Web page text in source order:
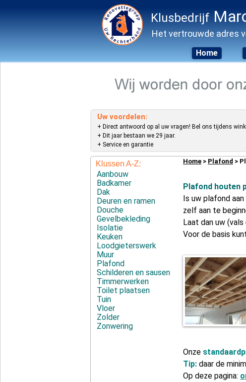
Klusbedrijf
Het vertrouwde adres
Home
Uw voordelen:
+ Direct antwoord op al uw vragen! Bel ons tijdens
+ Dit jaar bestaan we 29 jaar.
+ Service en garantie
Klussen A-Z:
Aanbouw
Badkamer
Dak
Deuren en ramen
Douche
Gevelbekleding
Isolatie
Keuken
Loodgieterswerk
Muur
Plafond
Schilderen en sausen
Timmerwerken
Toilet plaatsen
Tuin
Vloer
Zolder
Zonwering
Home > Plafond >
Plafond houten
Is uw plafond
zelf aan te
Laat dan uw
Voor de basis
Onze
Tip: daar de
Op deze pagina: